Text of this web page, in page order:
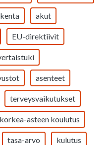
akut
EU-direktiivit
asenteet
terveysvaikutukset
korkea-asteen koulutus
tasa-arvo kulutus